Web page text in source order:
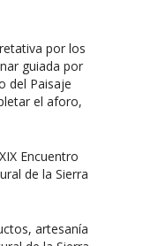
por los
guiada por
del Paisaje
el aforo,
Encuentro
de la Sierra
artesanía